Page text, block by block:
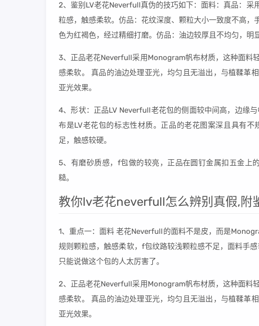
2、鉴别LV老花Neverfull真伪的技巧如下：面料：真品：
粒感，触感柔软。仿品：花纹深度、颗粒大小一致度不高
色为红褐色，经过精细打磨。仿品：油边较厚且不均匀，明
3、正品老花Neverfull采用Monogram帆布材质，这种面料
感柔软。 真品的油边处理亚光，均匀且无溢出，与植鞣革
亚光效果。
4、形状：正品LV Neverfull老花包的侧面较中间高，边缘
布是LV老花包的标志性材质。正品的老花图案深且具有
足，触感较硬。
5、有磨砂质感，f包做的较亮，正品在圆钉金属扣五金上
糙。
教你lv老花neverfull怎么辨别真假,附
1、重点一：面料 老花Neverfull的面料不是皮，而是
规则颗粒感，触感柔软，f包纹路较浅颗粒感不足，面料手
只能说做这个包的人太厉害了。
2、正品老花Neverfull采用Monogram帆布材质，这种面料
感柔软。 真品的油边处理亚光，均匀且无溢出，与植鞣革
亚光效果。